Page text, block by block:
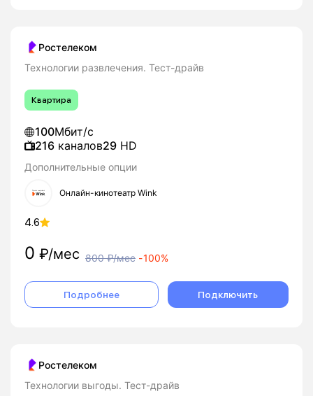
Ростелеком
Технологии развлечения. Тест-драйв
Квартира
100Мбит/с
216 каналов29 HD
Дополнительные опции
Онлайн-кинотеатр Wink
4.6
0 ₽/мес 800₽/мес -100%
Подробнее Подключить
Ростелеком
Технологии выгоды. Тест-драйв